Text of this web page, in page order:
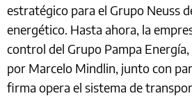
estratégico para el Grupo Neuss
energético. Hasta ahora, la
control del Grupo Pampa Energía,
por Marcelo Mindlin, junto con
firma opera el sistema de